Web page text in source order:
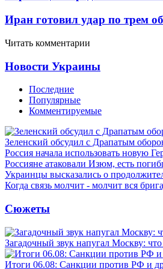
Иран готовил удар по трем
Читать комментарии
Новости Украины
Последние
Популярные
Комментируемые
Зеленский обсудил с Драпатым
Россия начала использовать новую
Россияне атаковали Изюм, есть
Украинцы высказались о
Когда связь молчит - молчит вся
Сюжеты
Загадочный звук напугал Москву:
Итоги 06.08: Санкции против РФ и